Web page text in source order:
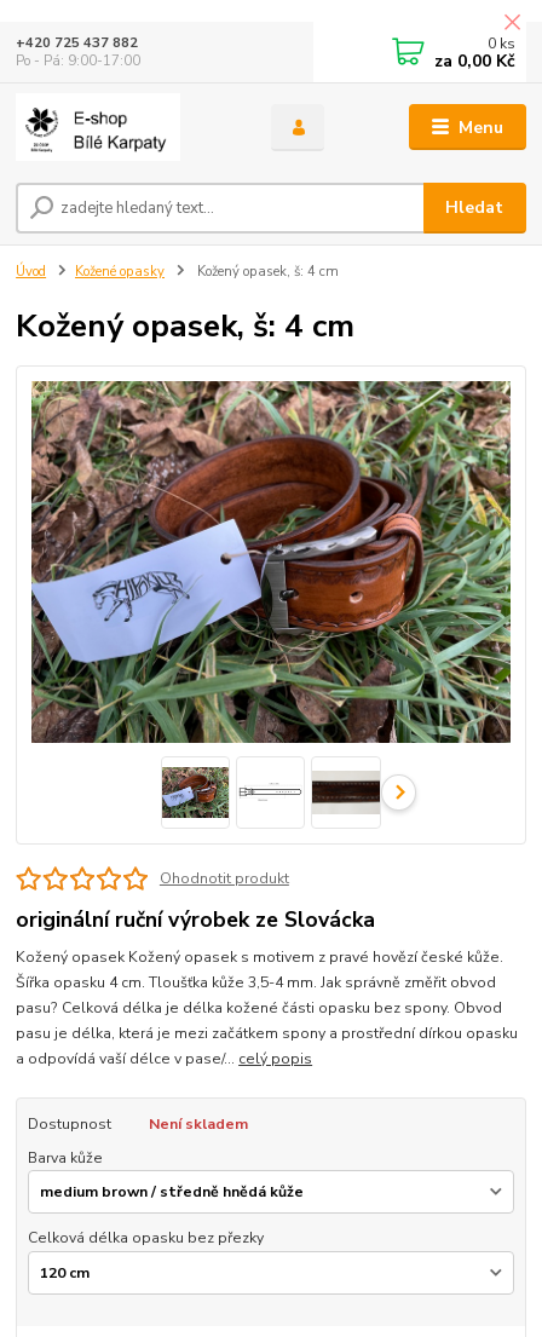
Menu
Hledat
+420 725 437 882
Po - Pá: 9:00-17:00
0 ks
za 0,00 Kč
Úvod Kožené opasky Kožený opasek, š: 4 cm
Kožený opasek, š: 4 cm
Ohodnotit produkt
originální ruční výrobek ze Slovácka
Kožený opasek Kožený opasek s motivem z pravé hovězí české kůže.
Šířka opasku 4 cm. Tloušťka kůže 3,5-4 mm. Jak správně změřit obvod
pasu? Celková délka je délka kožené části opasku bez spony. Obvod
pasu je délka, která je mezi začátkem spony a prostřední dírkou opasku
a odpovídá vaší délce v pase/... celý popis
Dostupnost
Není skladem
Barva kůže
Celková délka opasku bez přezky